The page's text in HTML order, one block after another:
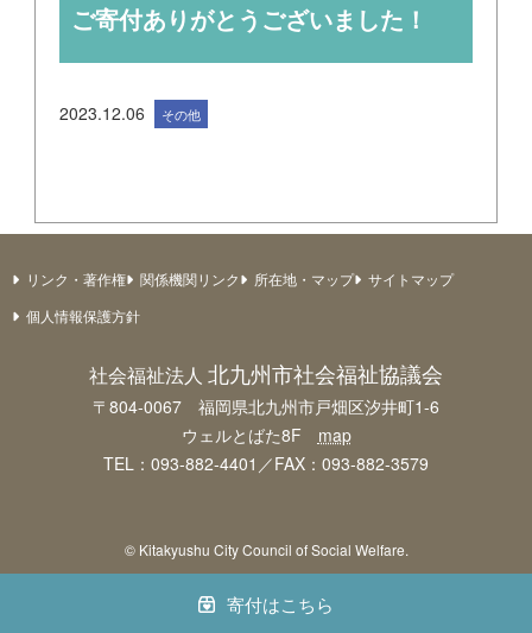
ご寄付ありがとうございました！
2023.12.06 その他
リンク・著作権 関係機関リンク 所在地・マップ
サイトマップ
個人情報保護方針
社会福祉法人 北九州市社会福祉協議会
〒804-0067 福岡県北九州市戸畑区汐井町1-6
ウェルとばた8F map
TEL：093-882-4401／FAX：093-882-3579
© Kitakyushu City Council of Social Welfare.
寄付はこちら